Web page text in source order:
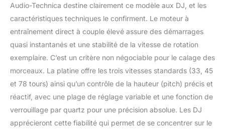
Audio-Technica destine clairement ce modèle aux DJ, et les
caractéristiques techniques le confirment. Le moteur à
entraînement direct à couple élevé assure des démarrages
quasi instantanés et une stabilité de la vitesse de rotation
exemplaire. C’est un critère non négociable pour le calage des
morceaux. La platine offre les trois vitesses standards (33, 45
et 78 tours) ainsi qu’un contrôle de la hauteur (pitch) précis et
réactif, avec une plage de réglage variable et une fonction de
verrouillage par quartz pour une précision absolue. Les DJ
apprécieront cette fiabilité qui permet de se concentrer sur le